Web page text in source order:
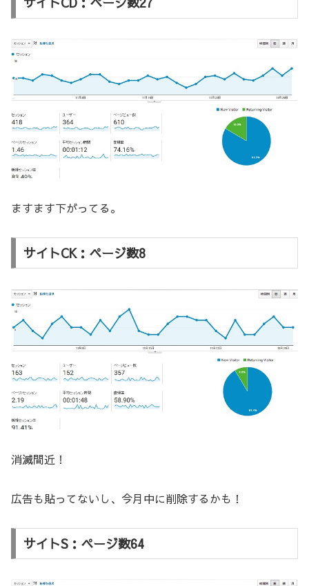
ますます下がってる。
サイトCK：ページ数8
消滅間近！
広告も貼ってないし、今月中に削除するかも！
サイトS：ページ数64